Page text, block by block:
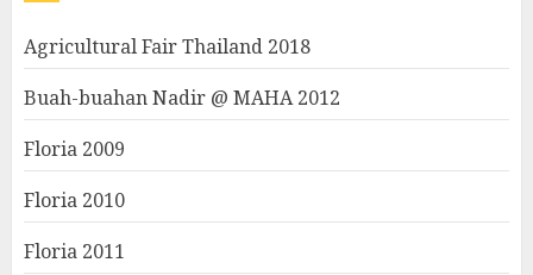
Agricultural Fair Thailand 2018
Buah-buahan Nadir @ MAHA 2012
Floria 2009
Floria 2010
Floria 2011